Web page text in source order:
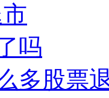
吗
多股票